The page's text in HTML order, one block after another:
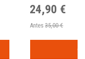
24,90 €
Antes 35,00 €